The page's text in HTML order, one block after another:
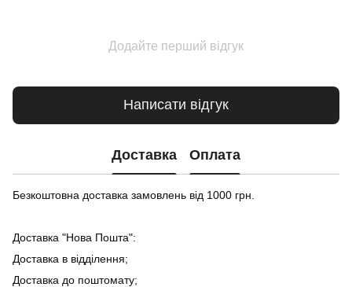
Додайте перший відгук
Написати відгук
Доставка Оплата
Безкоштовна доставка замовлень від 1000 грн.
Доставка "Нова Пошта":
Доставка в відділення;
Доставка до поштомату;